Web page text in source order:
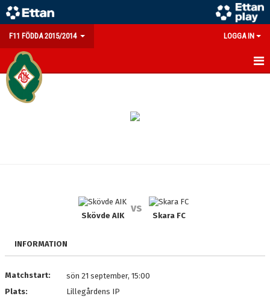
F11 FÖDDA 2015/2014 LOGGA IN
HEM
DOKUMENT
Skövde AIK
vs
Skara FC
INFORMATION
Matchstart:
sön 21 september, 15:00
Plats:
Lillegårdens IP